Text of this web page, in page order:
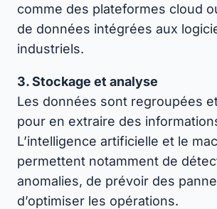
comme des plateformes cloud
de données intégrées aux
industriels.
3. Stockage et analyse
Les données sont regroupées
pour en extraire des
L’intelligence artificielle et le
permettent notamment de
anomalies, de prévoir des
d’optimiser les opérations.